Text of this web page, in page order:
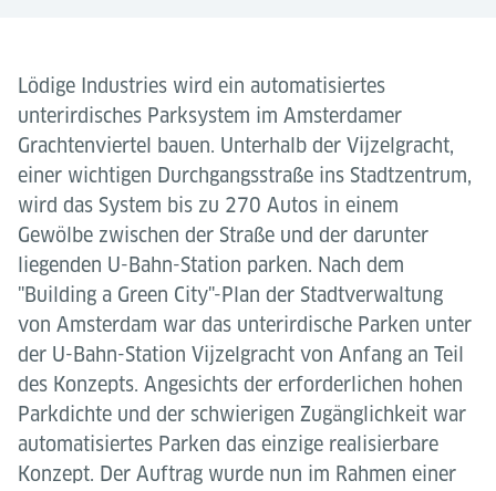
Lödige Industries wird ein automatisiertes
unterirdisches Parksystem im Amsterdamer
Grachtenviertel bauen. Unterhalb der Vijzelgracht,
einer wichtigen Durchgangsstraße ins Stadtzentrum,
wird das System bis zu 270 Autos in einem
Gewölbe zwischen der Straße und der darunter
liegenden U-Bahn-Station parken. Nach dem
"Building a Green City"-Plan der Stadtverwaltung
von Amsterdam war das unterirdische Parken unter
der U-Bahn-Station Vijzelgracht von Anfang an Teil
des Konzepts. Angesichts der erforderlichen hohen
Parkdichte und der schwierigen Zugänglichkeit war
automatisiertes Parken das einzige realisierbare
Konzept. Der Auftrag wurde nun im Rahmen einer